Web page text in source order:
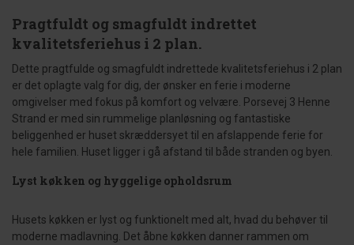
Pragtfuldt og smagfuldt indrettet
kvalitetsferiehus i 2 plan.
Dette pragtfulde og smagfuldt indrettede kvalitetsferiehus i 2 plan
er det oplagte valg for dig, der ønsker en ferie i moderne
omgivelser med fokus på komfort og velvære. Porsevej 3 Henne
Strand er med sin rummelige planløsning og fantastiske
beliggenhed er huset skræddersyet til en afslappende ferie for
hele familien. Huset ligger i gå afstand til både stranden og byen.
Lyst køkken og hyggelige opholdsrum
Husets køkken er lyst og funktionelt med alt, hvad du behøver til
moderne madlavning. Det åbne køkken danner rammen om